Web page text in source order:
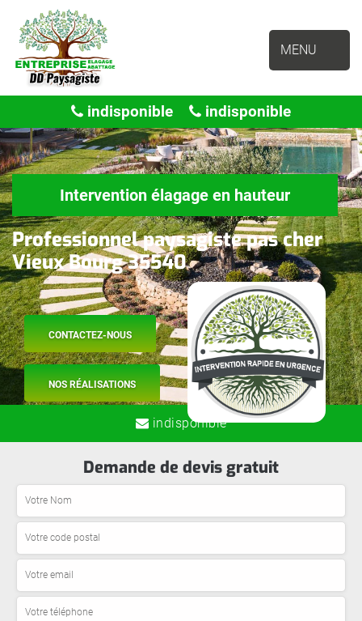
MENU
indisponible indisponible
Intervention élagage en hauteur
Professionnel paysagiste pas cher
Vieux Bourg 35540
CONTACTEZ-NOUS
NOS RÉALISATIONS
indisponible
Demande de devis gratuit